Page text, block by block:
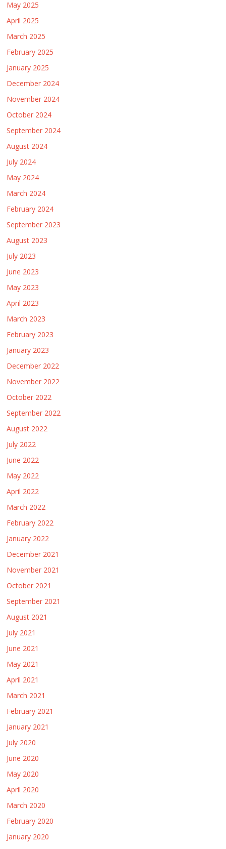
May 2025
April 2025
March 2025
February 2025
January 2025
December 2024
November 2024
October 2024
September 2024
August 2024
July 2024
May 2024
March 2024
February 2024
September 2023
August 2023
July 2023
June 2023
May 2023
April 2023
March 2023
February 2023
January 2023
December 2022
November 2022
October 2022
September 2022
August 2022
July 2022
June 2022
May 2022
April 2022
March 2022
February 2022
January 2022
December 2021
November 2021
October 2021
September 2021
August 2021
July 2021
June 2021
May 2021
April 2021
March 2021
February 2021
January 2021
July 2020
June 2020
May 2020
April 2020
March 2020
February 2020
January 2020